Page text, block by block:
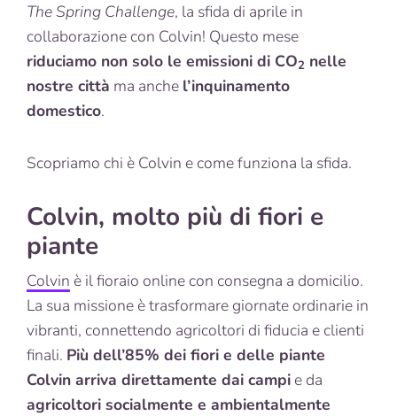
The Spring Challenge, la sfida di aprile in
collaborazione con Colvin! Questo mese
riduciamo non solo le emissioni di CO2 nelle
nostre città ma anche l’inquinamento
domestico.
Scopriamo chi è Colvin e come funziona la sfida.
Colvin, molto più di fiori e
piante
Colvin è il fioraio online con consegna a domicilio.
La sua missione è trasformare giornate ordinarie in
vibranti, connettendo agricoltori di fiducia e clienti
finali. Più dell’85% dei fiori e delle piante
Colvin arriva direttamente dai campi e da
agricoltori socialmente e ambientalmente